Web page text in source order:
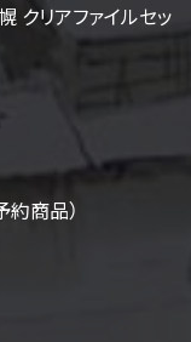
クリアファイルセッ
商品）